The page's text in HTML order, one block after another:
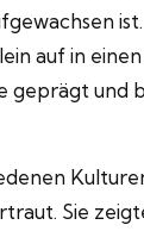
auf in
geprägt und
Sie